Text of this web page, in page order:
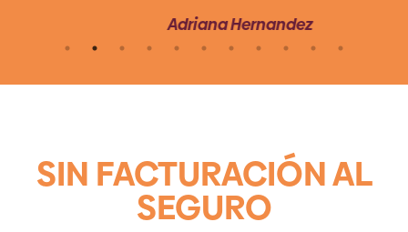
Adriana Hernandez
SIN FACTURACIÓN AL
SEGURO